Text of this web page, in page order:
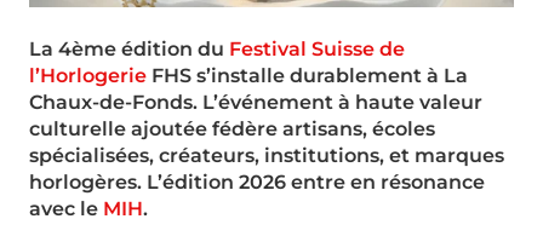
La 4ème édition du Festival Suisse de
l’Horlogerie FHS s’installe durablement à La
Chaux-de-Fonds. L’événement à haute valeur
culturelle ajoutée fédère artisans, écoles
spécialisées, créateurs, institutions, et marques
horlogères. L’édition 2026 entre en résonance
avec le MIH.